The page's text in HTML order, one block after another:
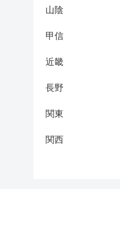
山陰
甲信
近畿
長野
関東
関西